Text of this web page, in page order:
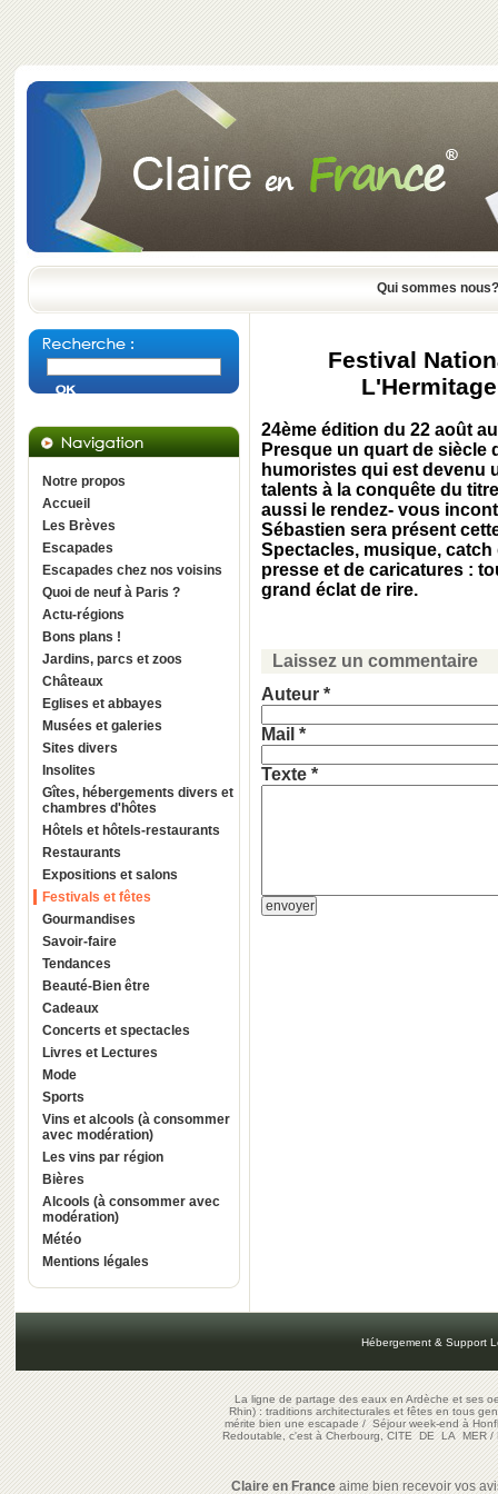
Qui sommes nous?
Notre propos
Accueil
Les Brèves
Escapades
Escapades chez nos voisins
Quoi de neuf à Paris ?
Actu-régions
Bons plans !
Jardins, parcs et zoos
Châteaux
Eglises et abbayes
Musées et galeries
Sites divers
Insolites
Gîtes, hébergements divers et
chambres d'hôtes
Hôtels et hôtels-restaurants
Restaurants
Expositions et salons
Festivals et fêtes
Gourmandises
Savoir-faire
Tendances
Beauté-Bien être
Cadeaux
Concerts et spectacles
Livres et Lectures
Mode
Sports
Vins et alcools (à consommer
avec modération)
Les vins par région
Bières
Alcools (à consommer avec
modération)
Météo
Mentions légales
Festival
24ème édition du 22 août
Presque un quart de
humoristes qui est devenu
talents à la conquête du
aussi le rendez- vous
Sébastien sera présent
Spectacles, musique,
presse et de caricatures :
grand éclat de rire.
Laissez un commentaire
Auteur *
Mail *
Texte *
Hébergement & Support
La ligne de partage des eaux en Ardèche et ses
Rhin) : traditions architecturales et fêtes en tous
mérite bien une escapade/Séjour week-end à
Redoutable, c'est à Cherbourg, CITE DE LA MER/
Claire en Franceaime bien recevoir vos